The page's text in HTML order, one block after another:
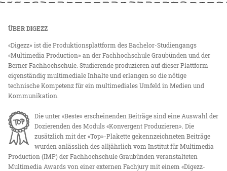
ÜBER DIGEZZ
«Digezz» ist die Produktionsplattform des Bachelor-Studiengangs
«Multimedia Production» an der Fachhochschule Graubünden und der
Berner Fachhochschule. Studierende produzieren auf dieser Plattform
eigenständig multimediale Inhalte und erlangen so die nötige
technische Kompetenz für ein multimediales Umfeld in Medien und
Kommunikation.
Die unter «Beste» erscheinenden Beiträge sind eine Auswahl der
Dozierenden des Moduls «Konvergent Produzieren». Die
zusätzlich mit der «Top»-Plakette gekennzeichneten Beiträge
wurden anlässlich des alljährlich vom Institut für Multimedia
Production (IMP) der Fachhochschule Graubünden veranstalteten
Multimedia Awards von einer externen Fachjury mit einem «Digezz-